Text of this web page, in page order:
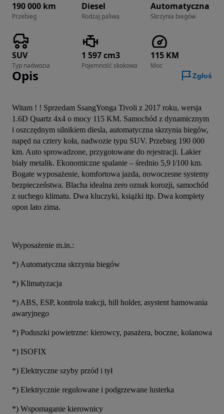
190 000 km
Przebieg
Diesel
Rodzaj paliwa
Automatyczna
Skrzynia biegów
SUV
Typ nadwozia
1 597 cm3
Pojemność skokowa
115 KM
Moc
Opis Zgłoś
Witam ! ! Sprzedam SsangYonga Tivoli z 2017 roku, wersja
1.6D Quartz 4x4 o mocy 115 KM. Samochód z dynamicznym
i oszczędnym silnikiem diesla, automatyczna skrzynia biegów,
napęd na cztery koła, nadwozie typu SUV. Przebieg 190 000
km. Auto sprowadzone, przygotowane do rejestracji. Lakier
biały metalik. Ekonomiczne spalanie – średnio 5,9 l/100 km.
Bogate wyposażenie, komfortowa jazda, nowoczesne systemy
bezpieczeństwa. Blacha idealna zero oznak korozji, samochód
z suchego klimatu. Dwa kluczyki, książki itp. Dwa komplety
opon lato zima.
Wyposażenie m.in.:
*) Automatyczna skrzynia biegów
*) Klimatyzacja
*) ABS, ESP, kontrola trakcji, hill holder, asystent hamowania
awaryjnego
*) Poduszki powietrzne: kierowcy, pasażera, boczne, kolanowa
*) ISOFIX
*) Elektryczne szyby przód i tył
*) Elektrycznie regulowane i podgrzewane lusterka
*) Wspomaganie kierownicy